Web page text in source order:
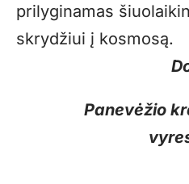
prilyginamas
skrydžiui į kosmosą.
Panevėžio